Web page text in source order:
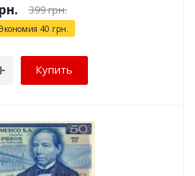
399грн.
40 грн.
Купить